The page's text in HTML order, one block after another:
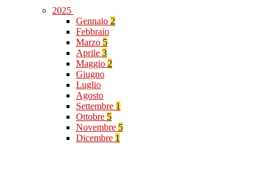
2025
Gennaio 2
Febbraio
Marzo 5
Aprile 3
Maggio 2
Giugno
Luglio
Agosto
Settembre 1
Ottobre 5
Novembre 5
Dicembre 1